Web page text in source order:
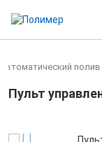
Автоматический полив
Пульт